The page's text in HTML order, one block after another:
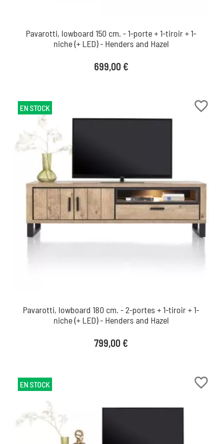
Pavarotti, lowboard 150 cm. - 1-porte + 1-tiroir + 1-
niche (+ LED) - Henders and Hazel
Prix
699,00 €
favorite_border
Pavarotti, lowboard 180 cm. - 2-portes + 1-tiroir + 1-
niche (+ LED) - Henders and Hazel
Prix
799,00 €
EN STOCK
favorite_border
EN STOCK